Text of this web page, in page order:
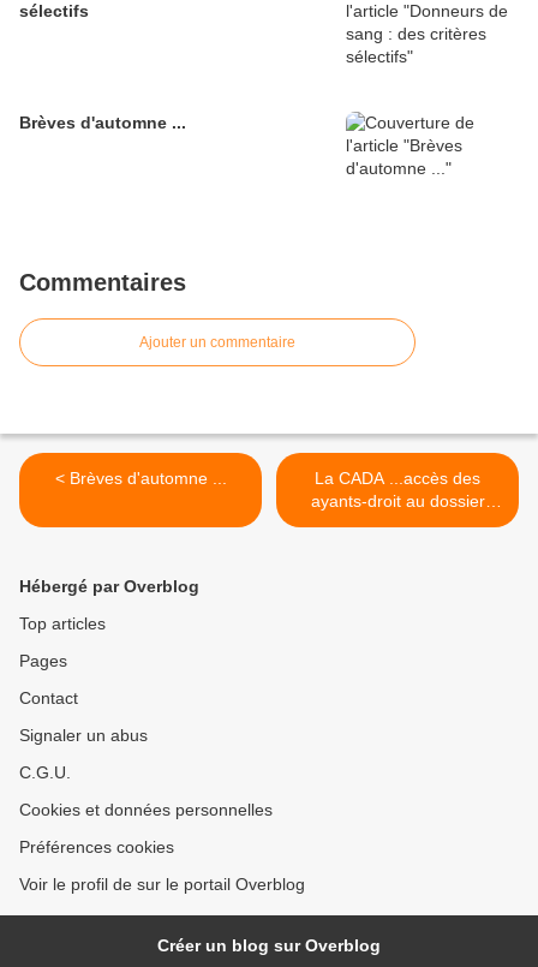
sélectifs
Brèves d'automne ...
Commentaires
Ajouter un commentaire
< Brèves d'automne ...
La CADA ...accès des
ayants-droit au dossier
médical >
Hébergé par Overblog
Top articles
Pages
Contact
Signaler un abus
C.G.U.
Cookies et données personnelles
Préférences cookies
Voir le profil de sur le portail Overblog
Créer un blog sur Overblog